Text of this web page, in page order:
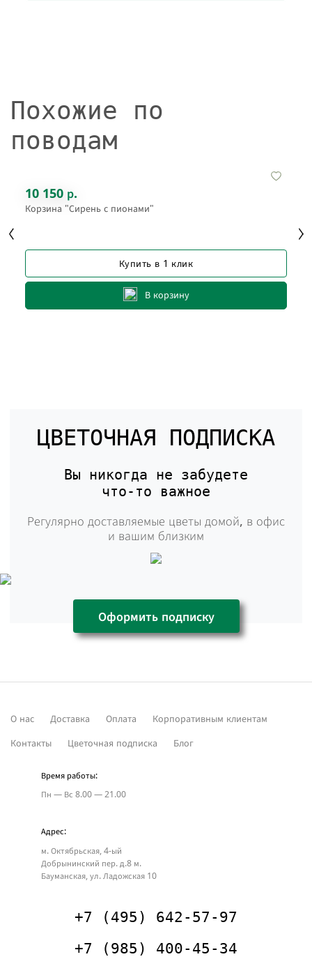
Похожие по
поводам
10 150 р.
Корзина "Сирень с пионами"
Купить в 1 клик
В корзину
ЦВЕТОЧНАЯ ПОДПИСКА
Вы никогда не забудете
что-то важное
Регулярно доставляемые цветы домой, в офис
и вашим близким
Оформить подписку
О нас Доставка Оплата
Корпоративным клиентам
Контакты
Цветочная подписка Блог
Время работы:
Пн — Вс 8.00 — 21.00
Адрес:
м. Октябрьская, 4-ый
Добрынинский пер. д.8м.
Бауманская, ул. Ладожская 10
+7 (495) 642-57-97
+7 (985) 400-45-34